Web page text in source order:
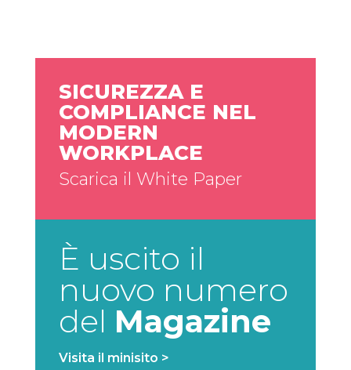
SICUREZZA E
COMPLIANCE NEL
MODERN
WORKPLACE
Scarica il White Paper
È uscito il
nuovo numero
del Magazine
Visita il minisito >